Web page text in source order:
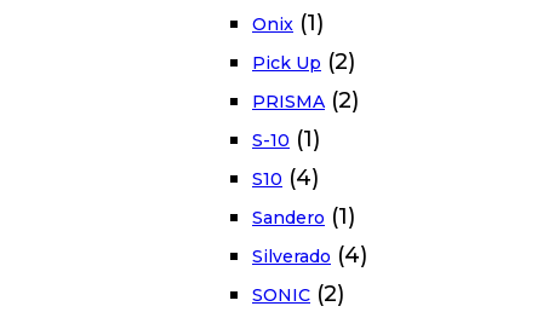
Onix (1)
Pick Up (2)
PRISMA (2)
S-10 (1)
S10 (4)
Sandero (1)
Silverado (4)
SONIC (2)